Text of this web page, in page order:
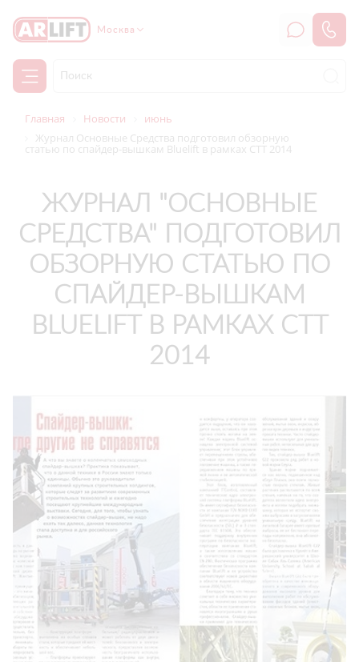
Москва
Главная Новости
июнь
Журнал Основные Средства подготовил обзорную
статью по спайдер-вышкам Bluelift в рамках СТТ 2014
ЖУРНАЛ "ОСНОВНЫЕ
СРЕДСТВА" ПОДГОТОВИЛ
ОБЗОРНУЮ СТАТЬЮ ПО
СПАЙДЕР-ВЫШКАМ
BLUELIFT В РАМКАХ СТТ
2014